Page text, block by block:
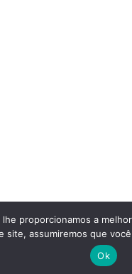
proporcionamos a
site, assumiremos que
Ok